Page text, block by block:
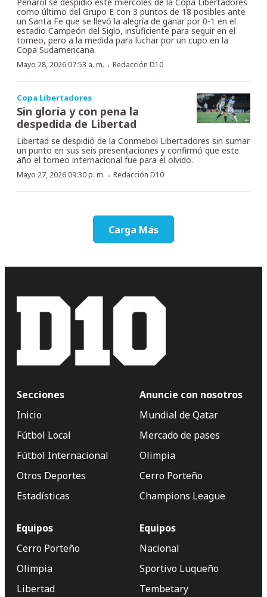
como último del Grupo E con 3 puntos de 18 posibles ante
un Santa Fe que se llevó la alegría de ganar por 0-1 en el
estadio Campeón del Siglo, insuficiente para seguir en el
torneo, pero a la medida para luchar por un cupo en la
Copa Sudamericana.
Mayo 28, 2026 07:53 a. m. · Redacción D10
Copa Libertadores
Sin gloria y con pena la
despedida de Libertad
Libertad se despidió de la Conmebol Libertadores sin sumar
un punto en sus seis presentaciones y confirmó que este
año el torneo internacional fue para el olvido.
Mayo 27, 2026 09:30 p. m. · Redacción D10
Carga Más
Secciones
Inicio
Fútbol Local
Fútbol Internacional
Otros Deportes
Estadísticas
Anuncie con nosotros
Mundial de Qatar
Mercado de pases
Olimpia
Cerro Porteño
Champions League
Equipos
Cerro Porteño
Olimpia
Libertad
Equipos
Nacional
Sportivo Luqueño
Tembetary